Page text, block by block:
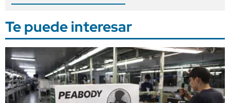
Te puede interesar